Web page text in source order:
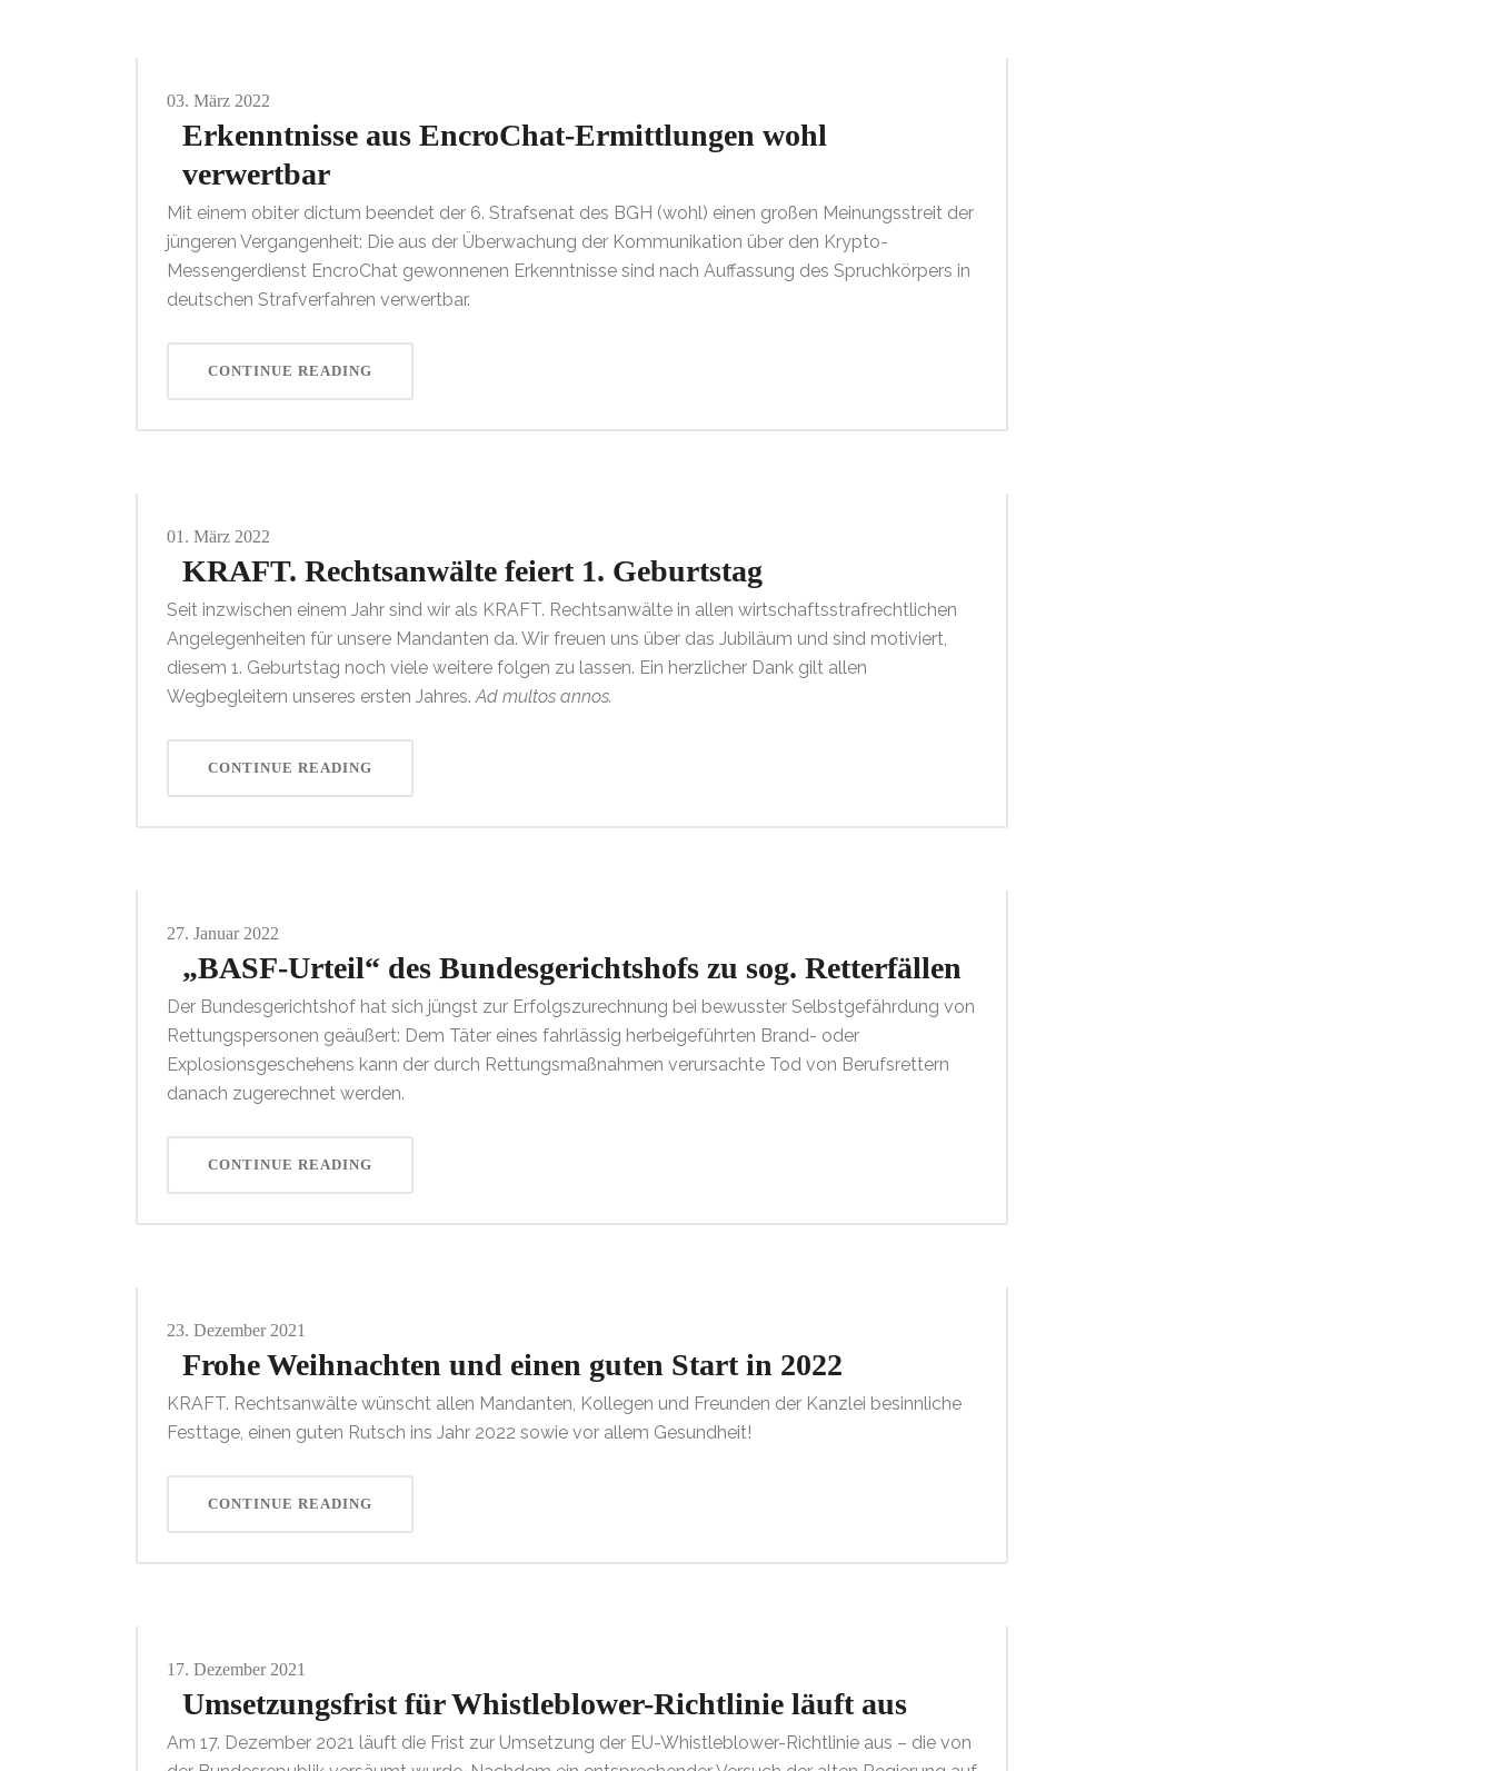
03. März 2022
Erkenntnisse aus EncroChat-Ermittlungen wohl
verwertbar
Mit einem obiter dictum beendet der 6. Strafsenat des BGH (wohl) einen großen Meinungsstreit der
jüngeren Vergangenheit: Die aus der Überwachung der Kommunikation über den Krypto-
Messengerdienst EncroChat gewonnenen Erkenntnisse sind nach Auffassung des Spruchkörpers in
deutschen Strafverfahren verwertbar.
CONTINUE READING
01. März 2022
KRAFT. Rechtsanwälte feiert 1. Geburtstag
Seit inzwischen einem Jahr sind wir als KRAFT. Rechtsanwälte in allen wirtschaftsstrafrechtlichen
Angelegenheiten für unsere Mandanten da. Wir freuen uns über das Jubiläum und sind motiviert,
diesem 1. Geburtstag noch viele weitere folgen zu lassen. Ein herzlicher Dank gilt allen
Wegbegleitern unseres ersten Jahres.Ad multos annos.
CONTINUE READING
27. Januar 2022
„BASF-Urteil“ des Bundesgerichtshofs zu sog. Retterfällen
Der Bundesgerichtshof hat sich jüngst zur Erfolgszurechnung bei bewusster Selbstgefährdung von
Rettungspersonen geäußert: Dem Täter eines fahrlässig herbeigeführten Brand- oder
Explosionsgeschehens kann der durch Rettungsmaßnahmen verursachte Tod von Berufsrettern
danach zugerechnet werden.
CONTINUE READING
23. Dezember 2021
Frohe Weihnachten und einen guten Start in 2022
KRAFT. Rechtsanwälte wünscht allen Mandanten, Kollegen und Freunden der Kanzlei besinnliche
Festtage, einen guten Rutsch ins Jahr 2022 sowie vor allem Gesundheit!
CONTINUE READING
17. Dezember 2021
Umsetzungsfrist für Whistleblower-Richtlinie läuft aus
Am 17. Dezember 2021 läuft die Frist zur Umsetzung der EU-Whistleblower-Richtlinie aus – die von